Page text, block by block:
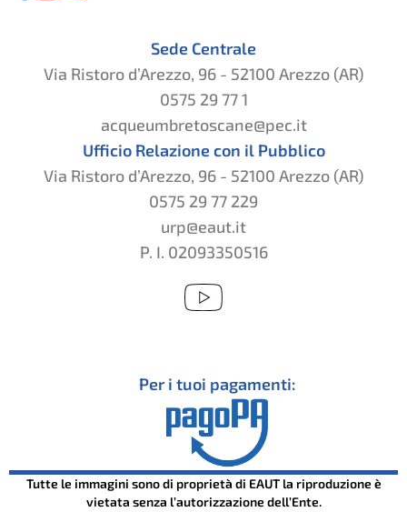
Sede Centrale
Via Ristoro d’Arezzo, 96 - 52100 Arezzo (AR)
0575 29 77 1
acqueumbretoscane@pec.it
Ufficio Relazione con il Pubblico
Via Ristoro d’Arezzo, 96 - 52100 Arezzo (AR)
0575 29 77 229
urp@eaut.it
P. I. 02093350516
Per i tuoi pagamenti:
Tutte le immagini sono di proprietà di EAUT la riproduzione è
vietata senza l’autorizzazione dell’Ente.